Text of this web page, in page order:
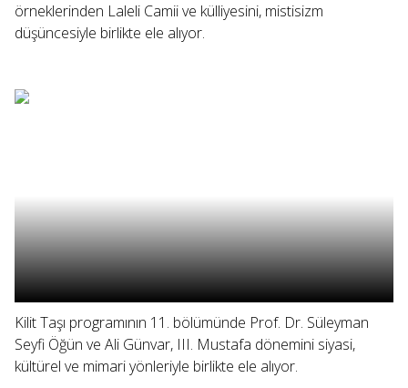
örneklerinden Laleli Camii ve külliyesini, mistisizm
düşüncesiyle birlikte ele alıyor.
Kilit Taşı programının 11. bölümünde Prof. Dr. Süleyman
Seyfi Öğün ve Ali Günvar, III. Mustafa dönemini siyasi,
kültürel ve mimari yönleriyle birlikte ele alıyor.